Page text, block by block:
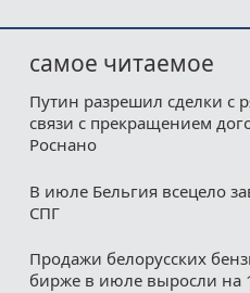
самое читаемое
Путин разрешил сделки с
связи с прекращением
Роснано
В июле Бельгия всецело
СПГ
Продажи белорусских
бирже в июле выросли на